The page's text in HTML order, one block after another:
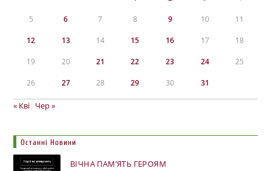
5 6 7 8 9 10 11
12 13 14 15 16 17 18
19 20 21 22 23 24 25
26 27 28 29 30 31
« Кві Чер »
Останні Новини
ВІЧНА ПАМ’ЯТЬ ГЕРОЯМ